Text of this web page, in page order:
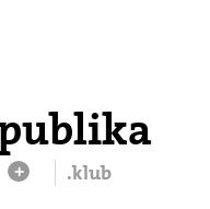
+ .klub